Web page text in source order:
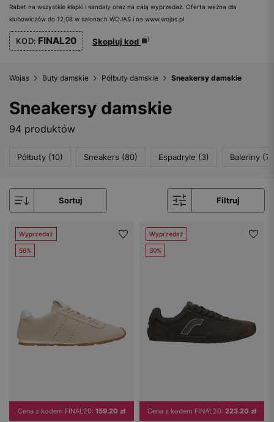
Rabat na wszystkie klapki i sandały oraz na całą wyprzedaż. Oferta ważna dla
klubowiczów do 12.08 w salonach WOJAS i na www.wojas.pl.
KOD: FINAL20 Skopiuj kod
Wojas Buty damskie Półbuty damskie Sneakersy damskie
Sneakersy damskie
94 produktów
Półbuty (10) Sneakers (80) Espadryle (3) Baleriny
Sortuj Filtruj
Wyprzedaż
56%
Cena z kodem FINAL20: 159.20 zł
Wyprzedaż
30%
Cena z kodem FINAL20: 223.20 zł